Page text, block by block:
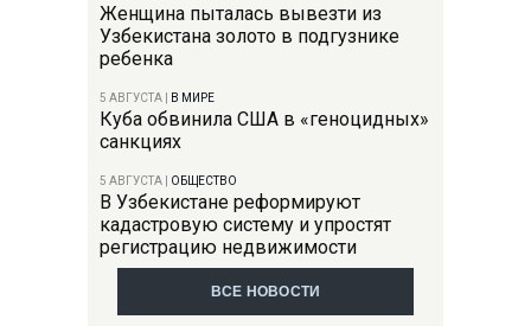
Женщина пыталась вывезти из
Узбекистана золото в подгузнике
ребенка
5 АВГУСТА В МИРЕ
Куба обвинила США в «геноцидных»
санкциях
5 АВГУСТА ОБЩЕСТВО
В Узбекистане реформируют
кадастровую систему и упростят
регистрацию недвижимости
ВСЕ НОВОСТИ